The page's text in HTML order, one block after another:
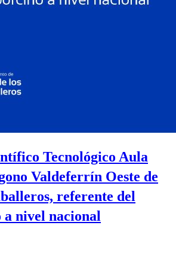
Tecnológico Aula
Valdeferrín Oeste de
referente del
a nivel nacional